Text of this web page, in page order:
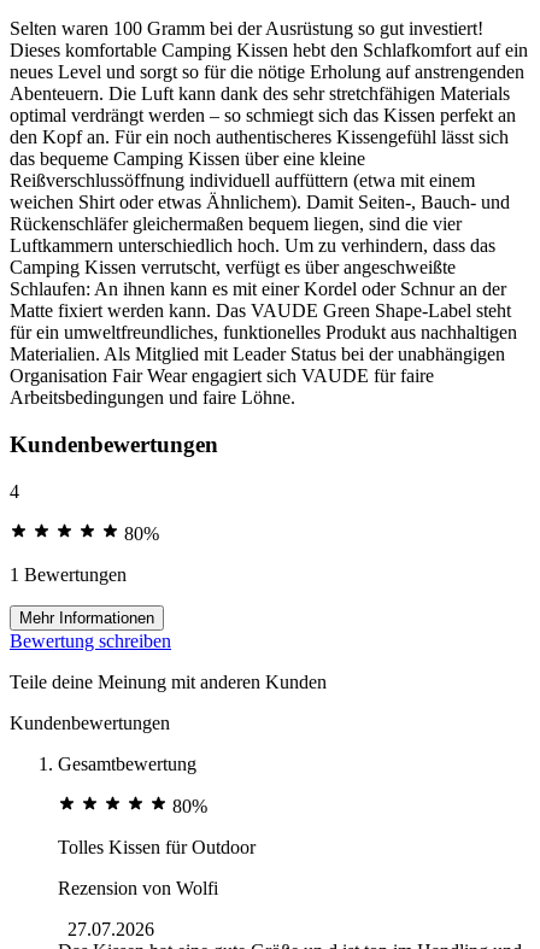
Selten waren 100 Gramm bei der Ausrüstung so gut investiert!
Dieses komfortable Camping Kissen hebt den Schlafkomfort auf ein
neues Level und sorgt so für die nötige Erholung auf anstrengenden
Abenteuern. Die Luft kann dank des sehr stretchfähigen Materials
optimal verdrängt werden – so schmiegt sich das Kissen perfekt an
den Kopf an. Für ein noch authentischeres Kissengefühl lässt sich
das bequeme Camping Kissen über eine kleine
Reißverschlussöffnung individuell auffüttern (etwa mit einem
weichen Shirt oder etwas Ähnlichem). Damit Seiten-, Bauch- und
Rückenschläfer gleichermaßen bequem liegen, sind die vier
Luftkammern unterschiedlich hoch. Um zu verhindern, dass das
Camping Kissen verrutscht, verfügt es über angeschweißte
Schlaufen: An ihnen kann es mit einer Kordel oder Schnur an der
Matte fixiert werden kann. Das VAUDE Green Shape-Label steht
für ein umweltfreundliches, funktionelles Produkt aus nachhaltigen
Materialien. Als Mitglied mit Leader Status bei der unabhängigen
Organisation Fair Wear engagiert sich VAUDE für faire
Arbeitsbedingungen und faire Löhne.
Kundenbewertungen
4
80%
1 Bewertungen
Mehr Informationen
Bewertung schreiben
Teile deine Meinung mit anderen Kunden
Kundenbewertungen
Gesamtbewertung
80%
Tolles Kissen für Outdoor
Rezension von Wolfi
27.07.2026